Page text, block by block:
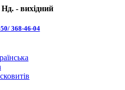
- вихідний
368-46-04